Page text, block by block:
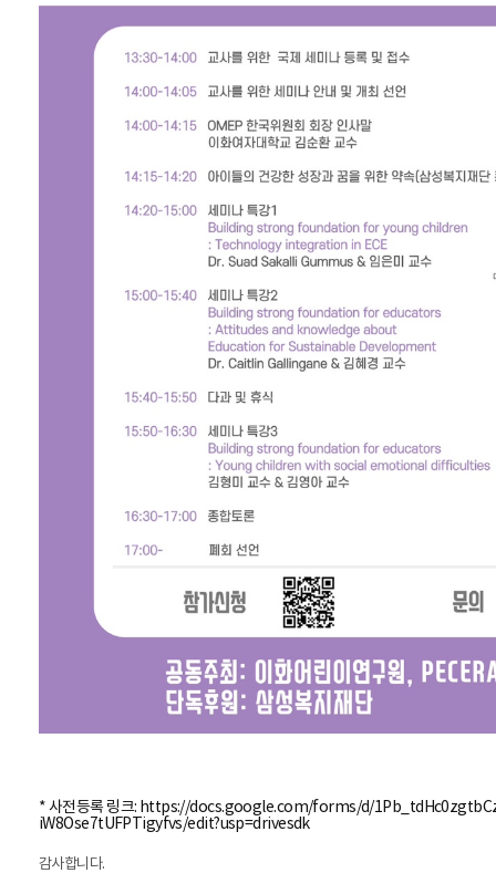
* 사전등록 링크: https://docs.google.com/forms/d/
iW8Ose7tUFPTigyfvs/edit?usp=drivesdk
감사합니다.